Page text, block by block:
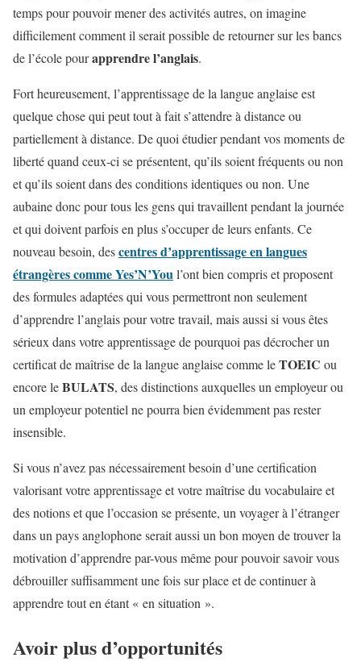
temps pour pouvoir mener des activités autres, on imagine
difficilement comment il serait possible de retourner sur les bancs
de l’école pourapprendre l’anglais.
Fort heureusement, l’apprentissage de la langue anglaise est
quelque chose qui peut tout à fait s’attendre à distance ou
partiellement à distance. De quoi étudier pendant vos moments de
liberté quand ceux-ci se présentent, qu’ils soient fréquents ou non
et qu’ils soient dans des conditions identiques ou non. Une
aubaine donc pour tous les gens qui travaillent pendant la journée
et qui doivent parfois en plus s’occuper de leurs enfants. Ce
nouveau besoin, descentres d’apprentissage en langues
étrangères comme Yes’N’Youl’ont bien compris et proposent
des formules adaptées qui vous permettront non seulement
d’apprendre l’anglais pour votre travail, mais aussi si vous êtes
sérieux dans votre apprentissage de pourquoi pas décrocher un
certificat de maîtrise de la langue anglaise comme leTOEIC ou
encore leBULATS, des distinctions auxquelles un employeur ou
un employeur potentiel ne pourra bien évidemment pas rester
insensible.
Si vous n’avez pas nécessairement besoin d’une certification
valorisant votre apprentissage et votre maîtrise du vocabulaire et
des notions et que l’occasion se présente, un voyager à l’étranger
dans un pays anglophone serait aussi un bon moyen de trouver la
motivation d’apprendre par-vous même pour pouvoir savoir vous
débrouiller suffisamment une fois sur place et de continuer à
apprendre tout en étant « en situation ».
Avoir plus d’opportunités